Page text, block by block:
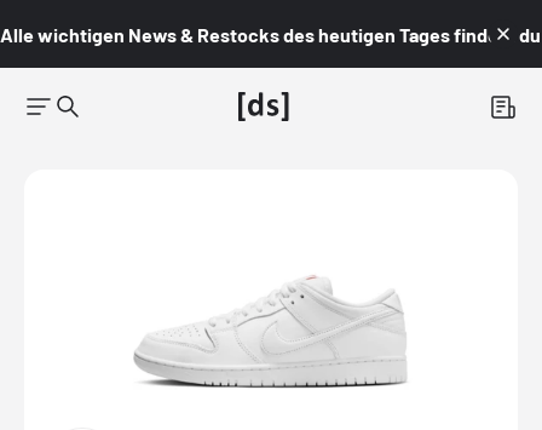
Alle wichtigen News & Restocks des heutigen Tages findest du